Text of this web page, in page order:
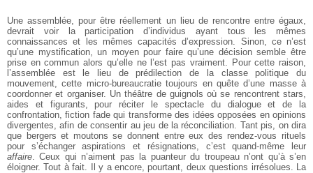
Une assemblée, pour être réellement un lieu de rencontre entre égaux,
devrait voir la participation d’individus ayant tous les mêmes
connaissances et les mêmes capacités d’expression. Sinon, ce n’est
qu’une mystification, un moyen pour faire qu’une décision semble être
prise en commun alors qu’elle ne l’est pas vraiment. Pour cette raison,
l’assemblée est le lieu de prédilection de la classe politique du
mouvement, cette micro-bureaucratie toujours en quête d’une masse à
coordonner et organiser. Un théâtre de guignols où se rencontrent stars,
aides et figurants, pour réciter le spectacle du dialogue et de la
confrontation, fiction fade qui transforme des idées opposées en opinions
divergentes, afin de consentir au jeu de la réconciliation. Tant pis, on dira
que bergers et moutons se donnent entre eux des rendez-vous rituels
pour s’échanger aspirations et résignations, c’est quand-même leur
affaire. Ceux qui n’aiment pas la puanteur du troupeau n’ont qu’à s’en
éloigner. Tout à fait. Il y a encore, pourtant, deux questions irrésolues. La